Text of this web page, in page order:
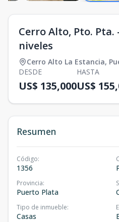
Cerro Alto, Pto. Pta.
niveles
Cerro Alto La Estancia,
DESDE
US$ 135,000
HASTA
US$
Resumen
Código:
1356
Provincia:
Puerto Plata
Tipo de inmueble:
Casas